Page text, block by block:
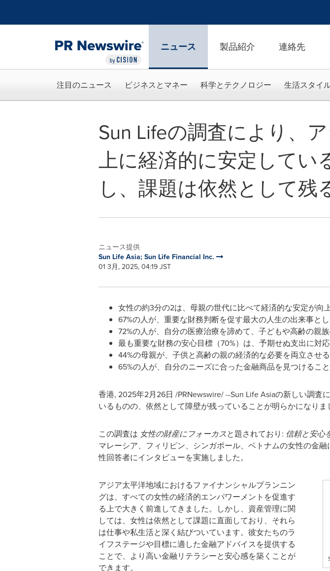
ニュース 製品紹介 連絡先
注目のニュース ビジネスとマネー 科学とテクノロジー 生活スタイ
Sun Lifeの調査により、
上に経済的に安定してい
し、課題は依然として残
ニュース提供
Sun Life Asia; Sun Life Financial Inc.
01 3月, 2025, 04:19 JST
女性の約3分の2は、母親の世代に比べて経済的な安定が向
67%の人が、重要な財務判断を促す最大の人生の出来事と
72%の人が、自分の医療治療を諦めて、子どもや高齢の親
最も重要な財務の安心目標（70%）は、予期せぬ支出に対
44%の母親が、子供と高齢の親の経済的な必要を両立させ
65%の人が、自分のニーズに合った金融商品を見つけるこ
香港, 2025年2月26日 /PRNewswire/ --Sun Life Asiaの新しい調査
いるものの、依然として障壁が残っていることが明らかになりま
この調査は 女性の財産にフォーカスと題されており: 信頼と安心
マレーシア、フィリピン、シンガポール、ベトナムの女性の金
性回答者にインタビューを実施しました。
アジア太平洋地域におけるファイナンシャルプランニン
グは、すべての女性の経済的エンパワーメントを促進す
る上で大きく前進してきました。しかし、資産管理に関
しては、女性は依然として課題に直面しており、それら
は仕事や私生活と深く結びついています。彼女たちのラ
イフステージや目標に適した金融アドバイスを提供する
ことで、より高い金融リテラシーと安心感を築くことが
できます。